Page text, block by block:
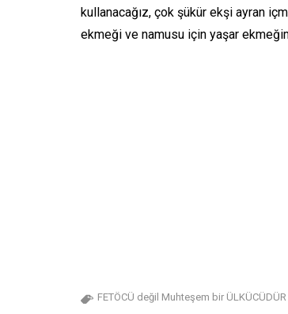
kullanacağız, çok şükür ekşi ayran
ekmeği ve namusu için yaşar
FETÖCÜ değil Muhteşem bir ÜLKÜCÜDÜR